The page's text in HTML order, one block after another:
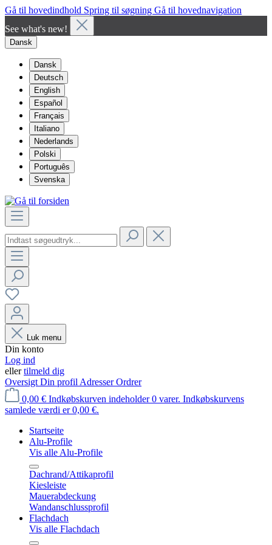
Gå til hovedindhold Spring til søgning Gå til hovednavigation
See what's new!
Dansk
Dansk
Deutsch
English
Español
Français
Italiano
Nederlands
Polski
Português
Svenska
Luk menu
Din konto
Log ind
ellertilmeld dig
Oversigt Din profil AdresserOrdrer
0,00 € Indkøbskurven indeholder 0 varer. Indkøbskurvens
samlede værdi er 0,00 €.
Startseite
Alu-Profile
Vis alle Alu-Profile
Dachrand/Attikaprofil
Kiesleiste
Mauerabdeckung
Wandanschlussprofil
Flachdach
Vis alle Flachdach